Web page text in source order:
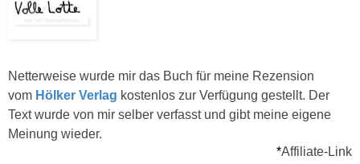
Netterweise wurde mir das Buch für meine Rezension
vom Hölker Verlag kostenlos zur Verfügung gestellt. Der
Text wurde von mir selber verfasst und gibt meine eigene
Meinung wieder.
*Affiliate-Link